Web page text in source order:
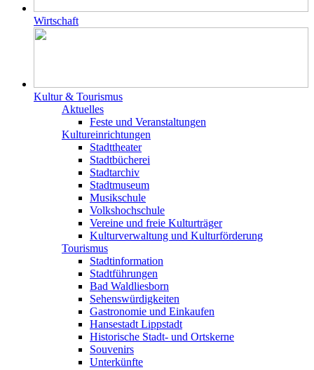
Wirtschaft
Kultur & Tourismus
Aktuelles
Feste und Veranstaltungen
Kultureinrichtungen
Stadttheater
Stadtbücherei
Stadtarchiv
Stadtmuseum
Musikschule
Volkshochschule
Vereine und freie Kulturträger
Kulturverwaltung und Kulturförderung
Tourismus
Stadtinformation
Stadtführungen
Bad Waldliesborn
Sehenswürdigkeiten
Gastronomie und Einkaufen
Hansestadt Lippstadt
Historische Stadt- und Ortskerne
Souvenirs
Unterkünfte